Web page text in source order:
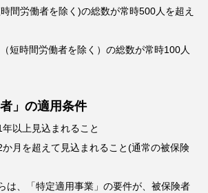
間労働者を除く)の総数が常時500人を超え
短時間労働者を除く）の総数が常時100人
」の適用条件
以上見込まれること
月を超えて見込まれること(通常の被保険
は、「特定適用事業」の要件が、被保険者